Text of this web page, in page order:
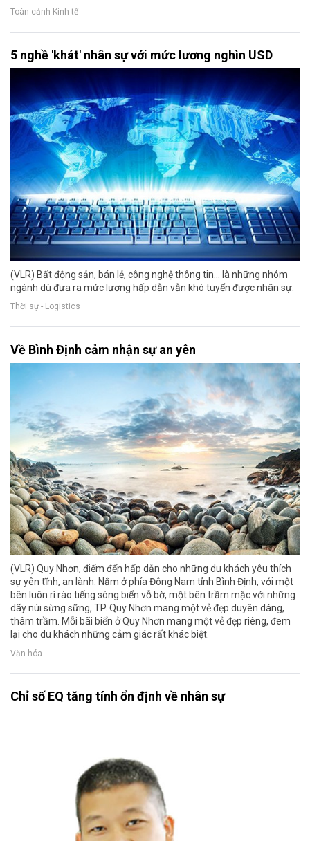
Toàn cảnh Kinh tế
5 nghề 'khát' nhân sự với mức lương nghìn USD
(VLR) Bất động sản, bán lẻ, công nghệ thông tin... là những nhóm
ngành dù đưa ra mức lương hấp dẫn vẫn khó tuyển được nhân sự.
Thời sự - Logistics
Về Bình Định cảm nhận sự an yên
(VLR) Quy Nhơn, điểm đến hấp dẫn cho những du khách yêu thích
sự yên tĩnh, an lành. Nằm ở phía Đông Nam tỉnh Bình Định, với một
bên luôn rì rào tiếng sóng biển vỗ bờ, một bên trầm mặc với những
dãy núi sừng sững, TP. Quy Nhơn mang một vẻ đẹp duyên dáng,
thâm trầm. Mỗi bãi biển ở Quy Nhơn mang một vẻ đẹp riêng, đem
lại cho du khách những cảm giác rất khác biệt.
Văn hóa
Chỉ số EQ tăng tính ổn định về nhân sự